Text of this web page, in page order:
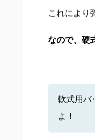
これにより
なので、硬
軟式用バ
よ！